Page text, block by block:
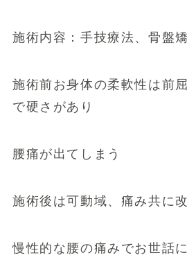
施術内容：手技療法、骨盤
施術前お身体の柔軟性は前
で硬さがあり
腰痛が出てしまう
施術後は可動域、痛み共に改
慢性的な腰の痛みでお世話